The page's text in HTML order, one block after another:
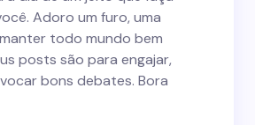
Adoro um furo, uma
todo mundo bem
posts são para engajar,
bons debates. Bora